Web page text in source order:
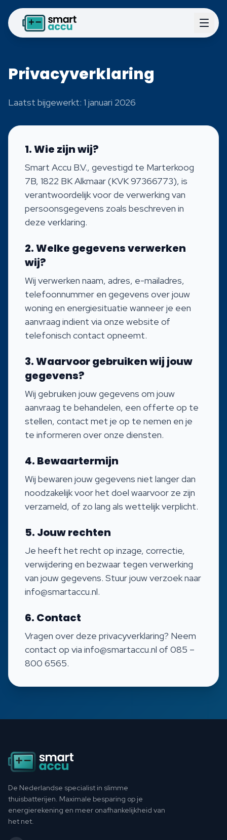
Privacyverklaring
Laatst bijgewerkt: 1 januari 2026
1. Wie zijn wij?
Smart Accu B.V., gevestigd te Marterkoog
7B, 1822 BK Alkmaar (KVK 97366773), is
verantwoordelijk voor de verwerking van
persoonsgegevens zoals beschreven in
deze verklaring.
2. Welke gegevens verwerken
wij?
Wij verwerken naam, adres, e-mailadres,
telefoonnummer en gegevens over jouw
woning en energiesituatie wanneer je een
aanvraag indient via onze website of
telefonisch contact opneemt.
3. Waarvoor gebruiken wij jouw
gegevens?
Wij gebruiken jouw gegevens om jouw
aanvraag te behandelen, een offerte op te
stellen, contact met je op te nemen en je
te informeren over onze diensten.
4. Bewaartermijn
Wij bewaren jouw gegevens niet langer dan
noodzakelijk voor het doel waarvoor ze zijn
verzameld, of zo lang als wettelijk verplicht.
5. Jouw rechten
Je heeft het recht op inzage, correctie,
verwijdering en bezwaar tegen verwerking
van jouw gegevens. Stuur jouw verzoek naar
info@smartaccu.nl.
6. Contact
Vragen over deze privacyverklaring? Neem
contact op via info@smartaccu.nl of 085 –
800 6565.
Footer
De Nederlandse specialist in slimme
thuisbatterijen. Maximale besparing op je
energierekening en meer onafhankelijkheid van
het net.